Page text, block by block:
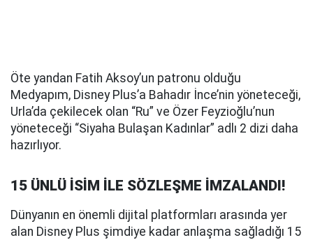
Öte yandan Fatih Aksoy’un patronu olduğu
Medyapım, Disney Plus’a Bahadır İnce’nin yöneteceği,
Urla’da çekilecek olan “Ru” ve Özer Feyzioğlu’nun
yöneteceği “Siyaha Bulaşan Kadınlar” adlı 2 dizi daha
hazırlıyor.
15 ÜNLÜ İSİM İLE SÖZLEŞME İMZALANDI!
Dünyanın en önemli dijital platformları arasında yer
alan Disney Plus şimdiye kadar anlaşma sağladığı 15